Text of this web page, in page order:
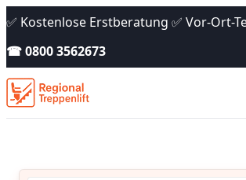
✅ Kostenlose Erstberatung ✅ Vor-Ort-
☎ 0800 3562673